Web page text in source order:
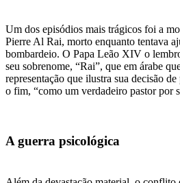
Um dos episódios mais trágicos foi a
Pierre Al Rai, morto enquanto tentava
bombardeio. O Papa Leão XIV o
seu sobrenome, “Rai”, que em árabe
representação que ilustra sua decisão
o fim, “como um verdadeiro pastor por
A guerra psicológica